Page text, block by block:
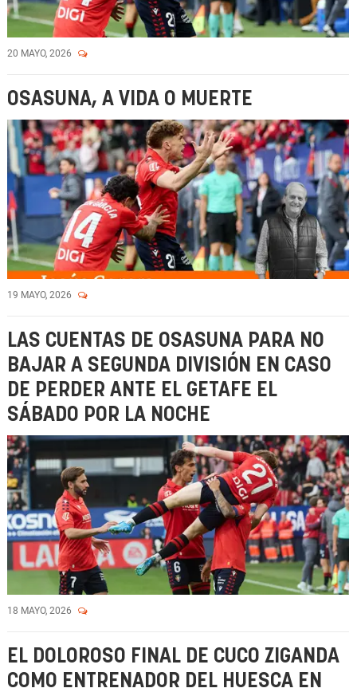
20 MAYO, 2026
OSASUNA, A VIDA O MUERTE
19 MAYO, 2026
LAS CUENTAS DE OSASUNA PARA NO
BAJAR A SEGUNDA DIVISIÓN EN CASO
DE PERDER ANTE EL GETAFE EL
SÁBADO POR LA NOCHE
18 MAYO, 2026
EL DOLOROSO FINAL DE CUCO ZIGANDA
COMO ENTRENADOR DEL HUESCA EN